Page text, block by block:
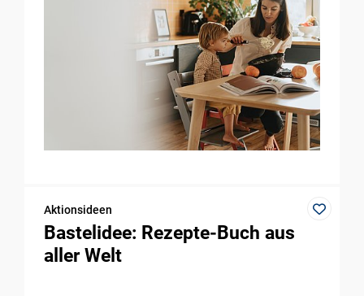
Aktionsideen
Bastelidee: Rezepte-Buch aus
aller Welt